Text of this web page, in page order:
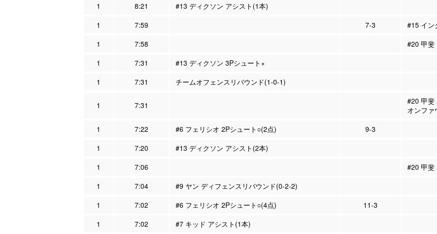
1
8:21
#13 ディクソン アシスト(1本)
1
7:59 7-3
#15 イン
1
7:58
#20 甲斐
1
7:31
#13 ディクソン 3Pシュート×
1
7:31 チームオフェンスリバウンド(1-0-1)
1 7:31
#20 甲斐
オンファ
1
7:22 #6 フェリシオ 2Pシュート○(2点)
9-3
1
7:20
#13 ディクソン アシスト(2本)
1
7:06
#20 甲斐
1
7:04
#9 ヤン ディフェンスリバウンド(0-2-2)
1
7:02 #6 フェリシオ 2Pシュート○(4点)
11-3
1
7:02
#7 キッド アシスト(1本)